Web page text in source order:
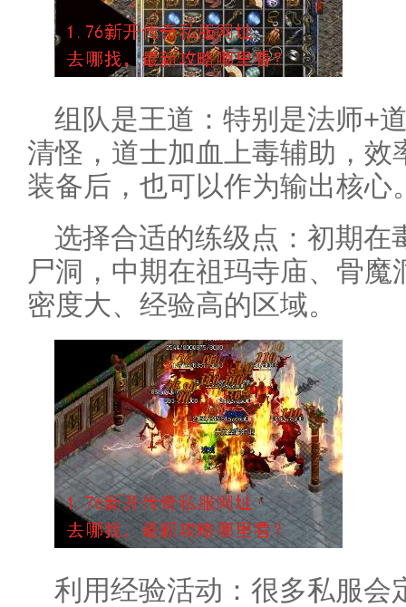
组队是王道：特别是法师+
清怪，道士加血上毒辅助，效
装备后，也可以作为输出核心
选择合适的练级点：初期在
尸洞，中期在祖玛寺庙、骨
密度大、经验高的区域。
利用经验活动：很多私服会